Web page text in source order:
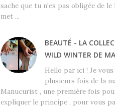
sache que tu n'es pas obligée de
met ...
BEAUTÉ - LA
WILD WINTER DE
Hello par ici ! Je
plusieurs fois de la
Manucurist , une première fois
expliquer le principe , pour vous